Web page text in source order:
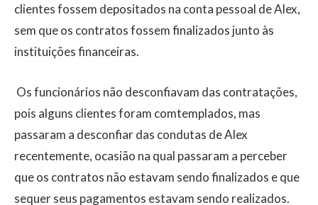
clientes fossem depositados na conta pessoal de Alex,
sem que os contratos fossem finalizados junto às
instituições financeiras.
Os funcionários não desconfiavam das contratações,
pois alguns clientes foram comtemplados, mas
passaram a desconfiar das condutas de Alex
recentemente, ocasião na qual passaram a perceber
que os contratos não estavam sendo finalizados e que
sequer seus pagamentos estavam sendo realizados.